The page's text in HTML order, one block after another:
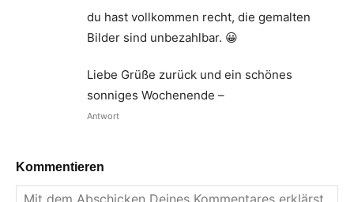
du hast vollkommen recht, die gemalten
Bilder sind unbezahlbar. 😀
Liebe Grüße zurück und ein schönes
sonniges Wochenende –
Antwort
Kommentieren